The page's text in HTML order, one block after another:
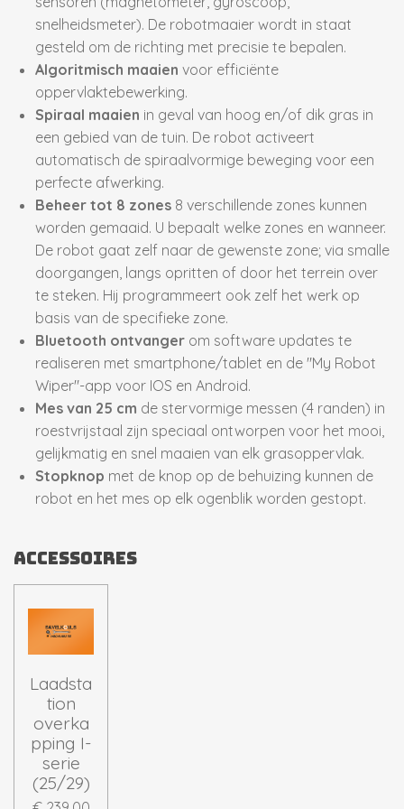
snelheidsmeter). De robotmaaier wordt in staat
gesteld om de richting met precisie te bepalen.
Algoritmisch maaien voor efficiënte
oppervlaktebewerking.
Spiraal maaien in geval van hoog en/of dik gras in
een gebied van de tuin. De robot activeert
automatisch de spiraalvormige beweging voor een
perfecte afwerking.
Beheer tot 8 zones 8 verschillende zones kunnen
worden gemaaid. U bepaalt welke zones en wanneer.
De robot gaat zelf naar de gewenste zone; via smalle
doorgangen, langs opritten of door het terrein over
te steken. Hij programmeert ook zelf het werk op
basis van de specifieke zone.
Bluetooth ontvanger om software updates te
realiseren met smartphone/tablet en de "My Robot
Wiper"-app voor IOS en Android.
Mes van 25 cm de stervormige messen (4 randen) in
roestvrijstaal zijn speciaal ontworpen voor het mooi,
gelijkmatig en snel maaien van elk grasoppervlak.
Stopknop met de knop op de behuizing kunnen de
robot en het mes op elk ogenblik worden gestopt.
accessoires
Laadsta
tion
overka
pping I-
serie
(25/29)